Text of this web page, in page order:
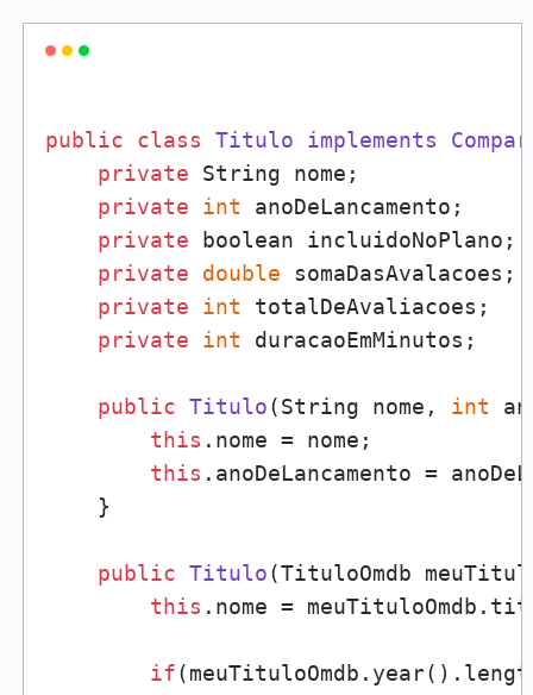
public class Titulo implements
private String nome;
private
int anoDeLancamento;
private boolean incluidoNoPlano;
private
double somaDasAvalacoes;
private
int totalDeAvaliacoes;
private
int duracaoEmMinutos;
public Titulo(String nome, int
this .nome = nome;
this .anoDeLancamento =
    }
public Titulo(TituloOmdb
this .nome =
if